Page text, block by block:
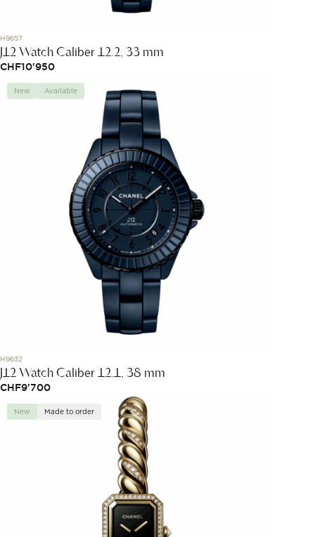
H9657
J12 Watch Caliber 12.2, 33 mm
CHF10'950
New Available
H9632
J12 Watch Caliber 12.1, 38 mm
CHF9'700
New Made to order